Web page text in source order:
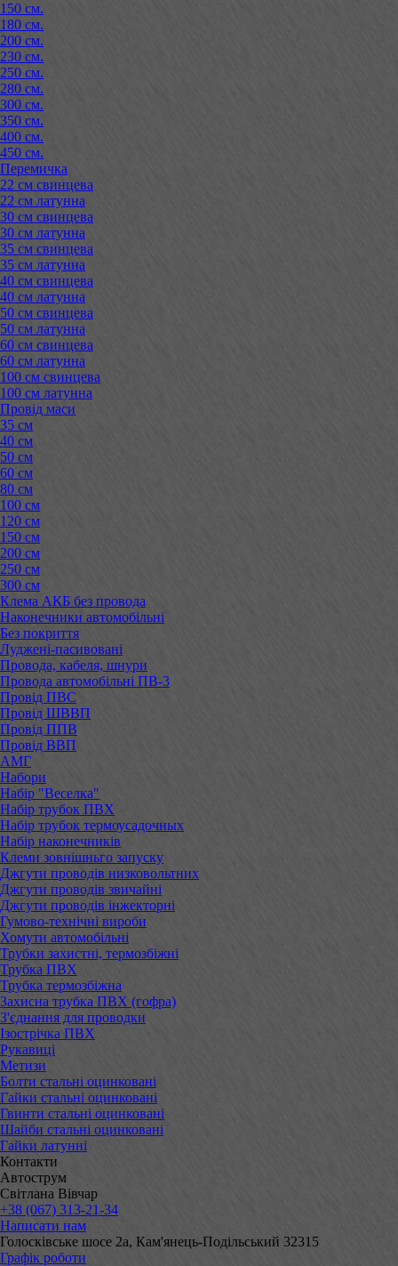
150 см.
180 см.
200 см.
230 см.
250 см.
280 см.
300 см.
350 см.
400 см.
450 см.
Перемичка
22 см свинцева
22 см латунна
30 см свинцева
30 см латунна
35 см свинцева
35 см латунна
40 см свинцева
40 см латунна
50 см свинцева
50 см латунна
60 см свинцева
60 см латунна
100 см свинцева
100 см латунна
Провід маси
35 см
40 см
50 см
60 см
80 см
100 см
120 см
150 см
200 см
250 см
300 см
Клема АКБ без провода
Наконечники автомобільні
Без покриття
Луджені-пасивовані
Провода, кабеля, шнури
Провода автомобільні ПВ-3
Провід ПВС
Провід ШВВП
Провід ППВ
Провід ВВП
АМГ
Набори
Набір "Веселка"
Набір трубок ПВХ
Набір трубок термоусадочных
Набір наконечників
Клеми зовнішньго запуску
Джгути проводів низковольтних
Джгути проводів звичайні
Джгути проводів інжекторні
Гумово-технічні вироби
Хомути автомобільні
Трубки захистні, термозбіжні
Трубка ПВХ
Трубка термозбіжна
Захисна трубка ПВХ (гофра)
З'єднання для проводки
Ізострічка ПВХ
Рукавиці
Метизи
Болти стальні оцинковані
Гайки стальні оцинковані
Гвинти стальні оцинковані
Шайби стальні оцинковані
Гайки латунні
Контакти
Автострум
Світлана Вівчар
+38 (067) 313-21-34
Написати нам
Голосківське шосе 2а, Кам'янець-Подільський 32315
Графік роботи